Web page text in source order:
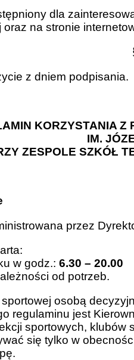
dla
na stronie
z dniem podpisania.
KORZYSTANIA Z
IM.
ZESPOLE SZKÓŁ
przez
w godz.: 6.30 – 20.00
od potrzeb.
osobą
regulaminu jest
sportowych,
się tylko w